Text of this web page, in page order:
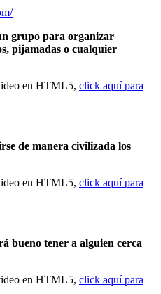
grupo para organizar
pijamadas o cualquier
en HTML5, click aquí para
de manera civilizada los
en HTML5, click aquí para
bueno tener a alguien cerca
en HTML5, click aquí para